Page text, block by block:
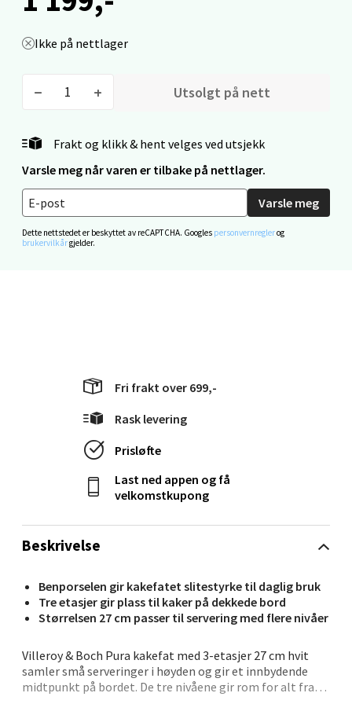
Ikke på nettlager
Utsolgt på nett
Frakt og klikk & hent velges ved utsjekk
Varsle meg når varen er tilbake på nettlager.
Varsle meg
Dette nettstedet er beskyttet av reCAPTCHA. Googles personvernreglerog
brukervilkårgjelder.
Beskrivelse
Benporselen gir kakefatet slitestyrke til daglig bruk
Tre etasjer gir plass til kaker på dekkede bord
Størrelsen 27 cm passer til servering med flere nivåer
Villeroy & Boch Pura kakefat med 3-etasjer 27 cm hvit
samler små serveringer i høyden og gir et innbydende
midtpunkt på bordet. De tre nivåene gir rom for alt fra
Fri frakt over 699,-
Rask levering
Prisløfte
Last ned appen og få
velkomstkupong
0 i butikk
Mo i Rana - Thon Senter Mo i Rana
Fridtjof Nansensgate 22, 8622 Mo i Rana
0 i butikk
Langelandsvegen 25, 6010 Ålesund
Åpent i dag 10-20
0 i butikk
Molde - Moldetorget
Torget 1, 6413 Molde
Åpent i dag 10-20
0 i butikk
Velg